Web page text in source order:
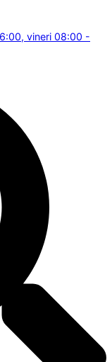
vineri 08:00 -